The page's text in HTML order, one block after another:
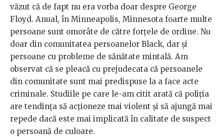
văzut că de fapt nu era vorba doar despre George
Floyd. Anual, în Minneapolis, Minnesota foarte multe
persoane sunt omorâte de către forțele de ordine. Nu
doar din comunitatea persoanelor Black, dar și
persoane cu probleme de sănătate mintală. Am
observat că se pleacă cu prejudecata că persoanele
din comunitate sunt mai predispuse la a face acte
criminale. Studiile pe care le-am citit arată că poliția
are tendința să acționeze mai violent și să ajungă mai
repede dacă este mai implicată în calitate de suspect
o persoană de culoare.